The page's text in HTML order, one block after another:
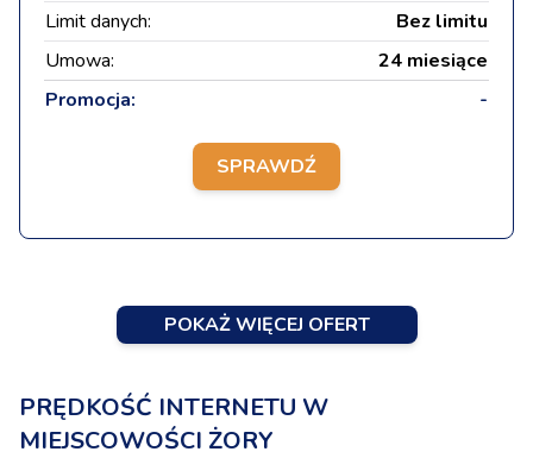
Limit danych:
Bez limitu
Umowa:
24 miesiące
Promocja:
-
SPRAWDŹ
POKAŻ WIĘCEJ OFERT
PRĘDKOŚĆ INTERNETU W
MIEJSCOWOŚCI ŻORY